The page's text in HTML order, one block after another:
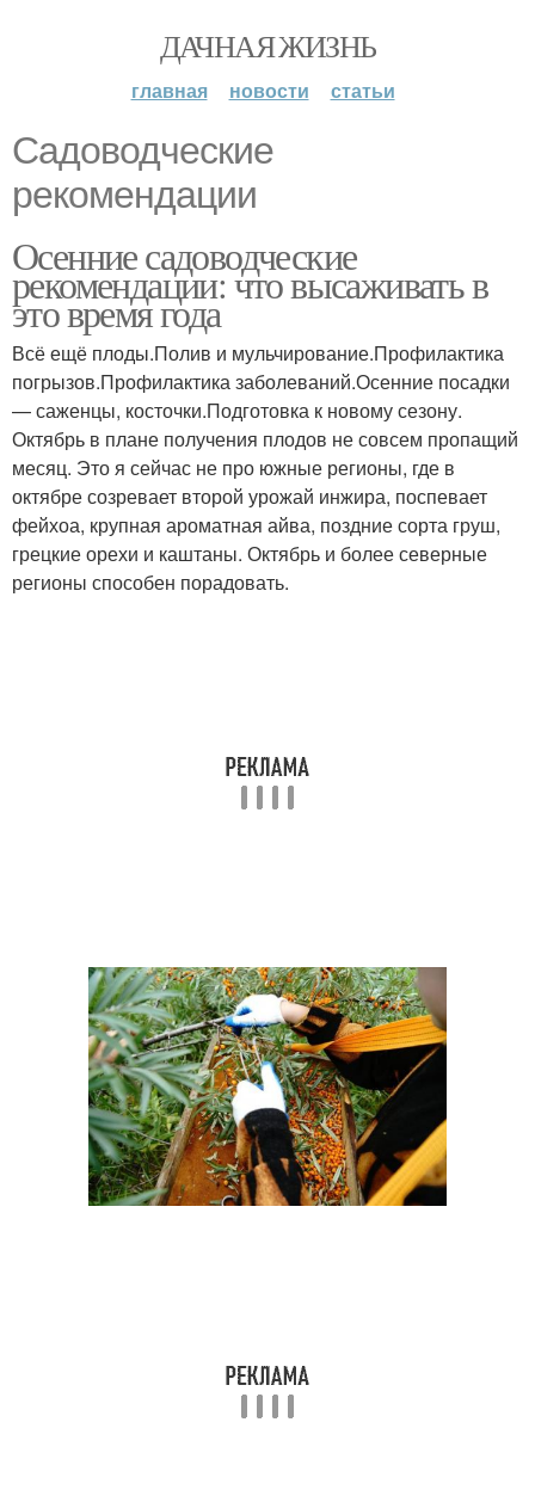
ДАЧНАЯ ЖИЗНЬ
главная новости статьи
Садоводческие
рекомендации
Осенние садоводческие
рекомендации: что высаживать в
это время года
Всё ещё плоды.Полив и мульчирование.Профилактика
погрызов.Профилактика заболеваний.Осенние посадки
— саженцы, косточки.Подготовка к новому сезону.
Октябрь в плане получения плодов не совсем пропащий
месяц. Это я сейчас не про южные регионы, где в
октябре созревает второй урожай инжира, поспевает
фейхоа, крупная ароматная айва, поздние сорта груш,
грецкие орехи и каштаны. Октябрь и более северные
регионы способен порадовать.